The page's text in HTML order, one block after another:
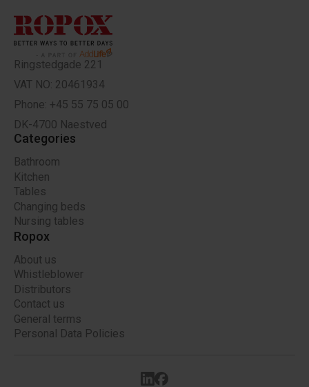
Ringstedgade 221
VAT NO: 20461934
Phone: +45 55 75 05 00
DK-4700 Naestved
Categories
Bathroom
Kitchen
Tables
Changing beds
Nursing tables
Ropox
About us
Whistleblower
Distributors
Contact us
General terms
Personal Data Policies